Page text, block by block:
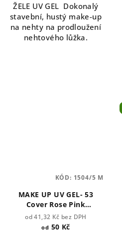
ŽELE UV GEL Dokonalý
stavební, hustý make-up
na nehty na prodloužení
nehtového lůžka.
MAKE UP UV GEL- 53
Cover Rose Pink
(Camouflage) NOBLES
(TPO Free)
od 41,32 Kč bez DPH
od 50 Kč
KÓD: 1504/5 M